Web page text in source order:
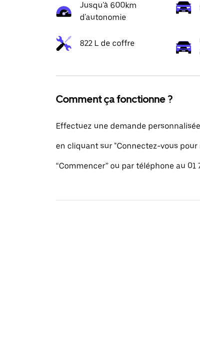
Jusqu'à 600km
d'autonomie
822 L de coffre
Comment ça fonctionne ?
Effectuez une demande
en cliquant sur "Connectez-vous pour
“Commencer” ou par téléphone au 01